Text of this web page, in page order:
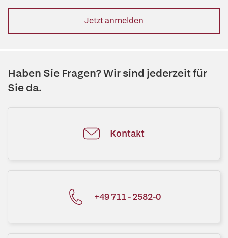
Jetzt anmelden
Haben Sie Fragen? Wir sind jederzeit für
Sie da.
Kontakt
+49 711 - 2582-0